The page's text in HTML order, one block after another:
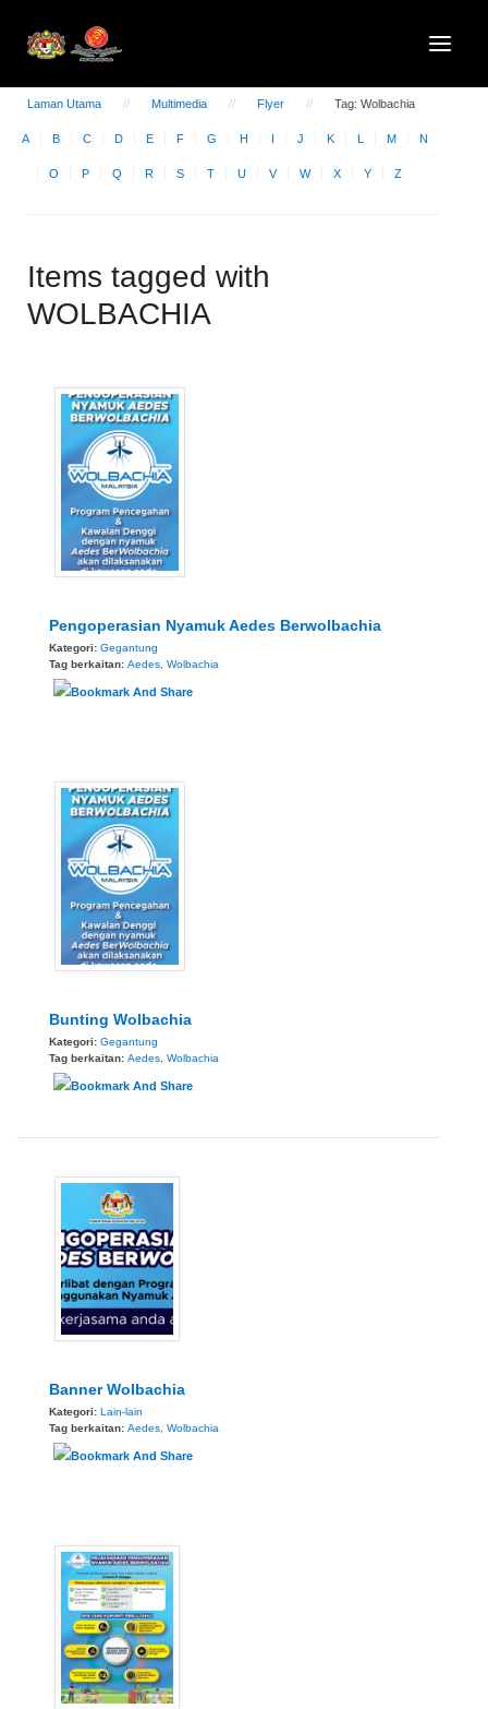
Laman Utama Multimedia Flyer Tag: Wolbachia
A B C D E F G H I J K L M N
O P Q R S T U V W X Y Z
Items tagged with
WOLBACHIA
Pengoperasian Nyamuk Aedes Berwolbachia
Kategori: Gegantung
Tag berkaitan: Aedes Wolbachia
Bunting Wolbachia
Kategori: Gegantung
Tag berkaitan: Aedes Wolbachia
Banner Wolbachia
Kategori: Lain-lain
Tag berkaitan: Aedes Wolbachia